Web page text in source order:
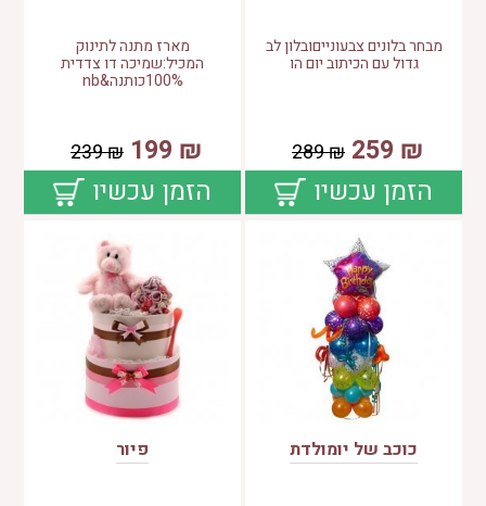
מבחר בלונים צבעונייםובלון לב
גדול עם הכיתוב יום הו
₪
259
₪
289
הזמן עכשיו
מארז מתנה לתינוק
המכיל:שמיכה דו צדדית
100%כותנה&nb
₪
199
₪
239
הזמן עכשיו
כוכב של יומולדת פיור